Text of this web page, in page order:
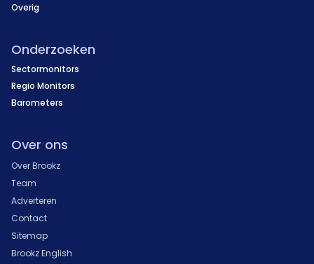
Overig
Onderzoeken
Sectormonitors
Regio Monitors
Barometers
Over ons
Over Brookz
Team
Adverteren
Contact
Sitemap
Brookz English